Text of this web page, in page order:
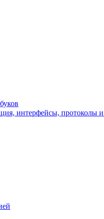
интерфейсы, протоколы и
ей